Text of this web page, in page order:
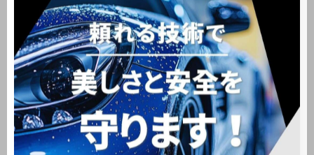
各店舗の施工実績や口コミを比較し、保証期間やメン
テナンス方法も確認することが肝心です。これによ
り、費用対効果や将来のメンテナンス性まで見据えた
最適な選択が可能となります。
ガラスコーティング専門店の特徴を確認
ガラスコーティング専門店は、塗装表面の保護力と高